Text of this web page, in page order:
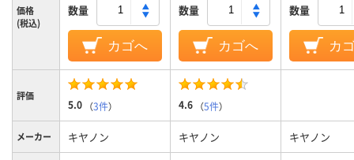
価格
(税込)
数量
カゴへ
数量
カゴへ
数量
カ
評価
5.0 （3件） 4.6 （5件）
メーカー キヤノン キヤノン キヤノン